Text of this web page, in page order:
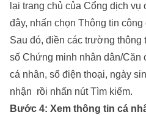
lại trang chủ của Cổng dịch
đây, nhấn chọn Thông tin công
Sau đó, điền các trường thông
số Chứng minh nhân dân/Căn
cá nhân, số điện thoại, ngày
nhận rồi nhấn nút Tìm kiếm.
Bước 4: Xem thông tin cá